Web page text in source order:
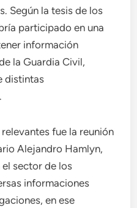
Según la tesis de los
participado en una
información
la Guardia Civil,
distintas
fue la reunión
Alejandro Hamlyn,
sector de los
informaciones
en ese